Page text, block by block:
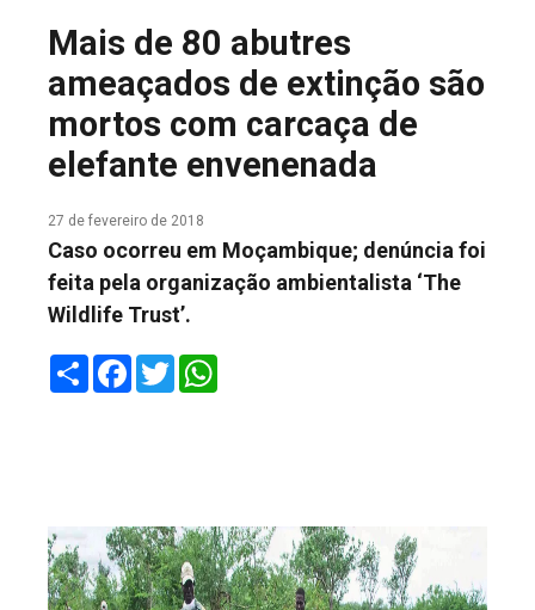
FALE CONOSCO
Mais de 80 abutres
ameaçados de extinção são
mortos com carcaça de
elefante envenenada
27 de fevereiro de 2018
Caso ocorreu em Moçambique; denúncia foi
feita pela organização ambientalista ‘The
Wildlife Trust’.
ShareFacebook
Twitter